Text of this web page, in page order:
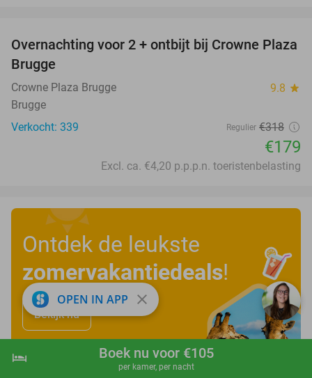
shopping_cart Boek nu
hotel Boek nu voor €105
per kamer, per nacht
44%
Overnachting voor 2 + ontbijt bij Crowne Plaza
Brugge
Crowne Plaza Brugge 9.8 star
Brugge
Verkocht: 339
Regulier €318
€179
Excl. ca. €4,20 p.p.p.n. toeristenbelasting
Ontdek de leukste
zomervakantiedeals!
Bekijk nu
OPEN IN APP close